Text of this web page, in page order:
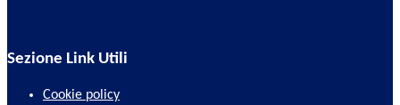
Sezione Link Utili
Cookie policy